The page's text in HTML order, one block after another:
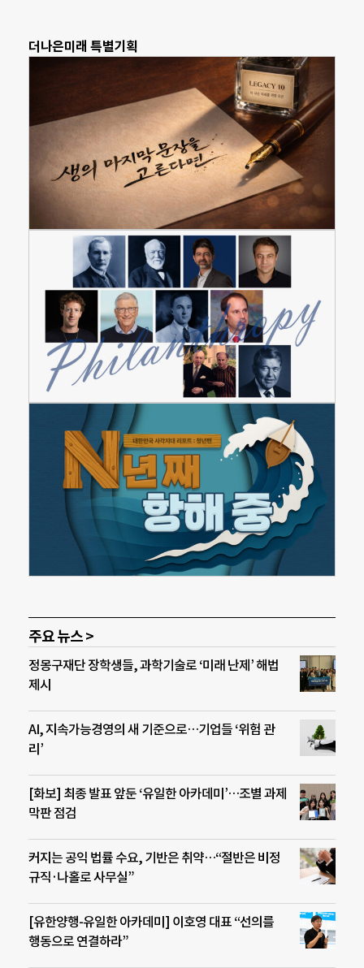
더나은미래 특별기획
주요 뉴스 >
정몽구재단 장학생들, 과학기술로 ‘미래 난제’ 해법
제시
AI, 지속가능경영의 새 기준으로…기업들 ‘위험 관
리’
[화보] 최종 발표 앞둔 ‘유일한 아카데미’…조별 과제
막판 점검
커지는 공익 법률 수요, 기반은 취약…“절반은 비정
규직·나홀로 사무실”
[유한양행-유일한 아카데미] 이호영 대표 “선의를
행동으로 연결하라”